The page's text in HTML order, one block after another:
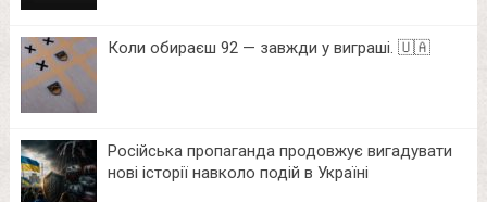
Коли обираєш 92 — завжди у виграші. 🇺🇦
Російська пропаганда продовжує вигадувати
нові історії навколо подій в Україні